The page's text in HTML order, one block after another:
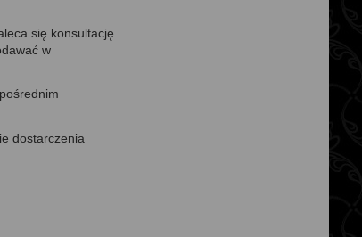
się konsultację
w
dostarczenia